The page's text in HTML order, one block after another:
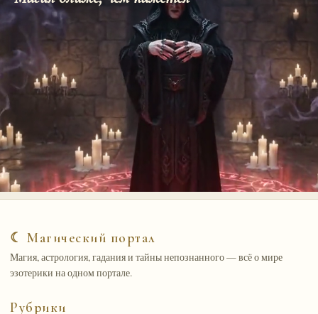
☾ Магический портал
Магия, астрология, гадания и тайны непознанного — всё о мире
эзотерики на одном портале.
Рубрики